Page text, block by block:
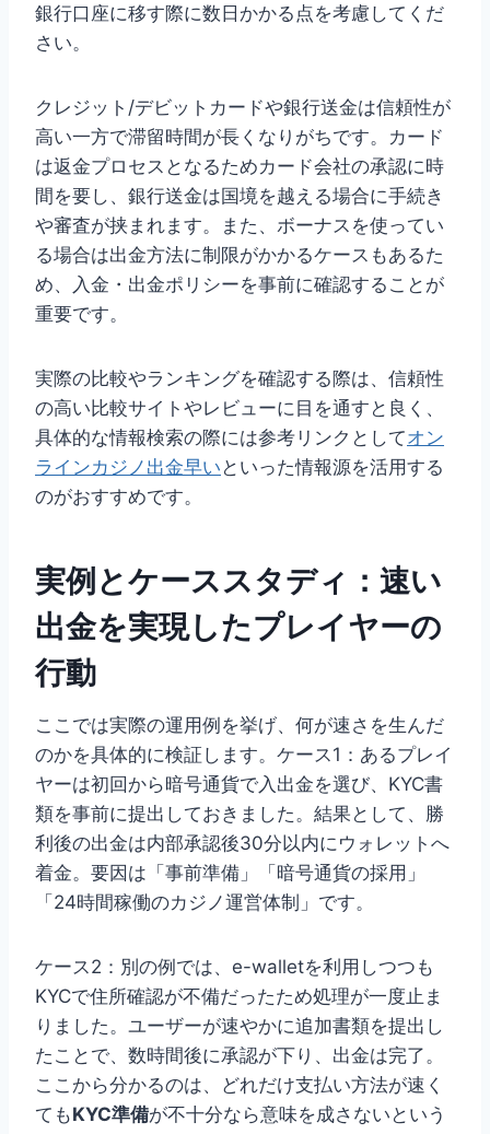
銀行口座に移す際に数日かかる点を考慮してくだ
さい。
クレジット/デビットカードや銀行送金は信頼性が
高い一方で滞留時間が長くなりがちです。カード
は返金プロセスとなるためカード会社の承認に時
間を要し、銀行送金は国境を越える場合に手続き
や審査が挟まれます。また、ボーナスを使ってい
る場合は出金方法に制限がかかるケースもあるた
め、入金・出金ポリシーを事前に確認することが
重要です。
実際の比較やランキングを確認する際は、信頼性
の高い比較サイトやレビューに目を通すと良く、
具体的な情報検索の際には参考リンクとしてオン
ラインカジノ出金早い といった情報源を活用する
のがおすすめです。
実例とケーススタディ：速い
出金を実現したプレイヤーの
行動
ここでは実際の運用例を挙げ、何が速さを生んだ
のかを具体的に検証します。ケース1：あるプレイ
ヤーは初回から暗号通貨で入出金を選び、KYC書
類を事前に提出しておきました。結果として、勝
利後の出金は内部承認後30分以内にウォレットへ
着金。要因は「事前準備」「暗号通貨の採用」
「24時間稼働のカジノ運営体制」です。
ケース2：別の例では、e-walletを利用しつつも
KYCで住所確認が不備だったため処理が一度止ま
りました。ユーザーが速やかに追加書類を提出し
たことで、数時間後に承認が下り、出金は完了。
ここから分かるのは、どれだけ支払い方法が速く
てもKYC準備が不十分なら意味を成さないという